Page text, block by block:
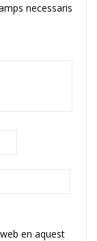
necessaris
en aquest